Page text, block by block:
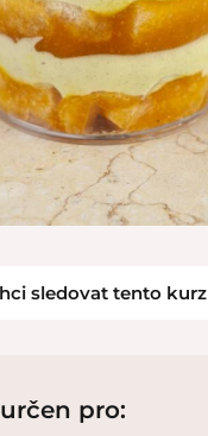
sledovat tento kurz
pro: